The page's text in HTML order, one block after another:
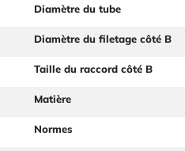
Diamètre du tube
Diamètre du filetage côté B
Taille du raccord côté B
Matière
Normes